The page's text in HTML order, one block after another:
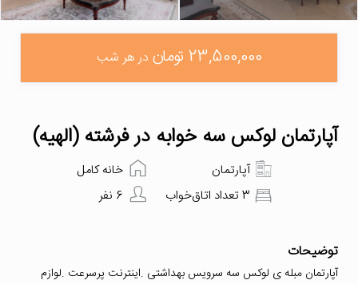
23,500,000 تومان در هر شب
آپارتمان لوکس سه خوابه در فرشته (الهیه)
خانه کامل
آپارتمان
6 نفر
3 تعداد اتاق‌خواب
توضیحات
آپارتمان مبله ی لوکس سه سرویس بهداشتی .اینترنت پرسرعت .لوازم